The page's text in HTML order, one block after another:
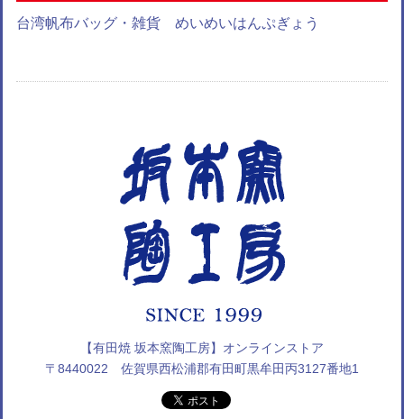
台湾帆布バッグ・雑貨 めいめいはんぷぎょう
【有田焼 坂本窯陶工房】オンラインストア
〒8440022 佐賀県西松浦郡有田町黒牟田丙3127番地1